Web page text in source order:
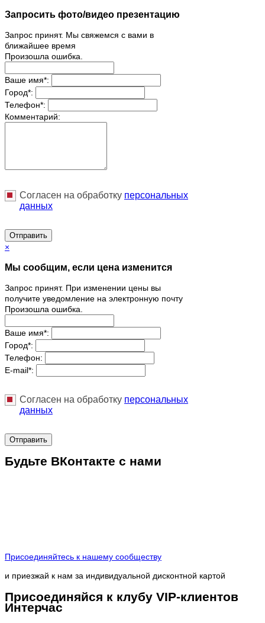
Запросить фото/видео презентацию
Запрос принят. Мы свяжемся с вами в
ближайшее время
Произошла ошибка.
Ваше имя*:
Город*:
Телефон*:
Комментарий:
Согласен на обработку персональныx
данных
Отправить
×
Мы сообщим, если цена изменится
Запрос принят. При изменении цены вы
получите уведомление на электронную почту
Произошла ошибка.
Ваше имя*:
Город*:
Телефон:
E-mail*:
Согласен на обработку персональныx
данных
Отправить
Будьте ВКонтакте с нами
Присоединяйтесь к нашему сообществу
и приезжай к нам за индивидуальной дисконтной картой
Присоединяйся к клубу VIP-клиентов
Интерчас